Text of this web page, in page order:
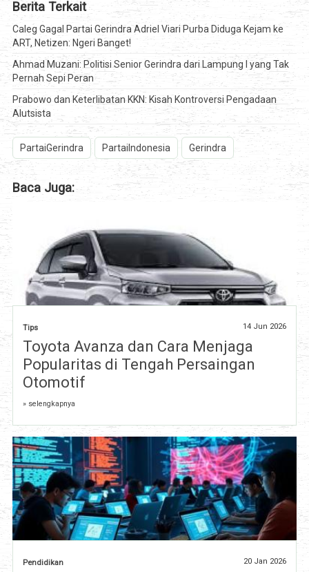
Berita Terkait
Caleg Gagal Partai Gerindra Adriel Viari Purba Diduga Kejam ke
ART, Netizen: Ngeri Banget!
Ahmad Muzani: Politisi Senior Gerindra dari Lampung I yang Tak
Pernah Sepi Peran
Prabowo dan Keterlibatan KKN: Kisah Kontroversi Pengadaan
Alutsista
PartaiGerindra PartaiIndonesia Gerindra
Baca Juga:
Tips 14 Jun 2026
Toyota Avanza dan Cara Menjaga
Popularitas di Tengah Persaingan
Otomotif
» selengkapnya
Pendidikan 20 Jan 2026